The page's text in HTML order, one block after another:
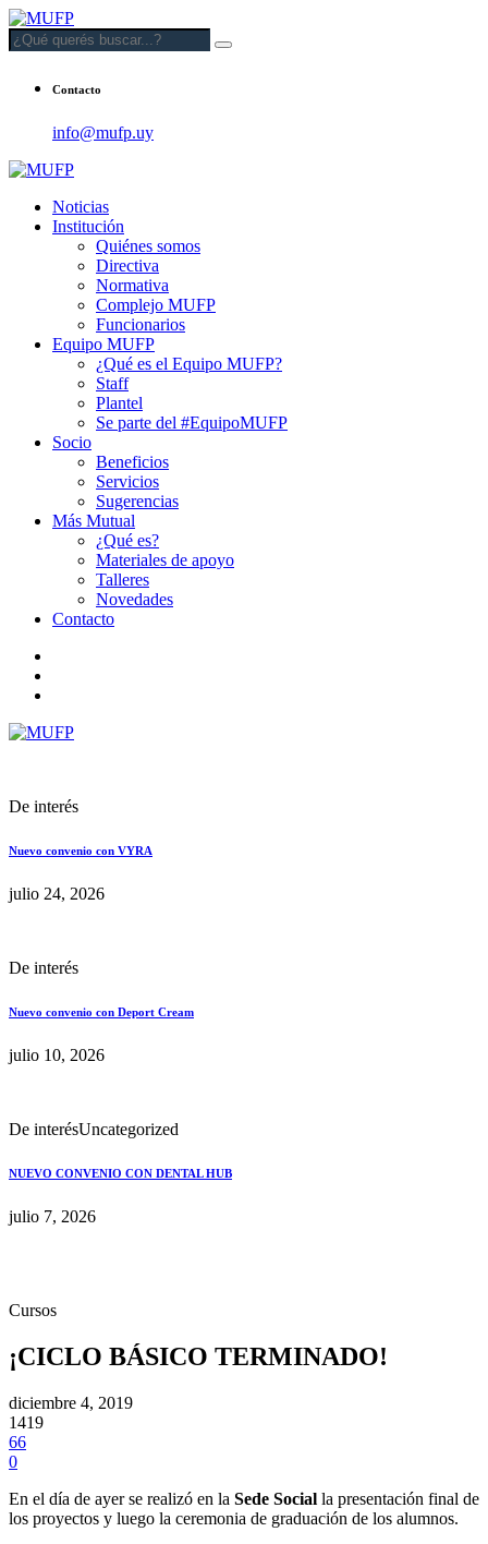
Contacto
info@mufp.uy
Noticias
Institución
Quiénes somos
Directiva
Normativa
Complejo MUFP
Funcionarios
Equipo MUFP
¿Qué es el Equipo MUFP?
Staff
Plantel
Se parte del #EquipoMUFP
Socio
Beneficios
Servicios
Sugerencias
Más Mutual
¿Qué es?
Materiales de apoyo
Talleres
Novedades
Contacto
De interés
Nuevo convenio con VYRA
julio 24, 2026
De interés
Nuevo convenio con Deport Cream
julio 10, 2026
De interésUncategorized
NUEVO CONVENIO CON DENTAL HUB
julio 7, 2026
Cursos
¡CICLO BÁSICO TERMINADO!
diciembre 4, 2019
1419
66
0
En el día de ayer se realizó en la Sede Social la presentación final de
los proyectos y luego la ceremonia de graduación de los alumnos.